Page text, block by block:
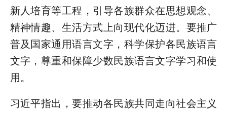
新人培育等工程，引导各族群众在思想观念、
精神情趣、生活方式上向现代化迈进。要推广
普及国家通用语言文字，科学保护各民族语言
文字，尊重和保障少数民族语言文字学习和使
用。
习近平指出，要推动各民族共同走向社会主义